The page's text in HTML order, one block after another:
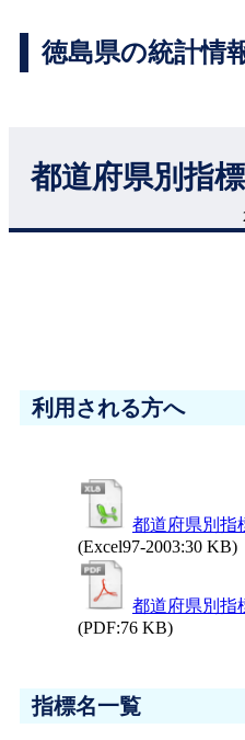
徳島県の統計情
都道府県別指
利用される方へ
都道府県別指
(Excel97-2003:30 KB)
都道府県別指
(PDF:76 KB)
指標名一覧